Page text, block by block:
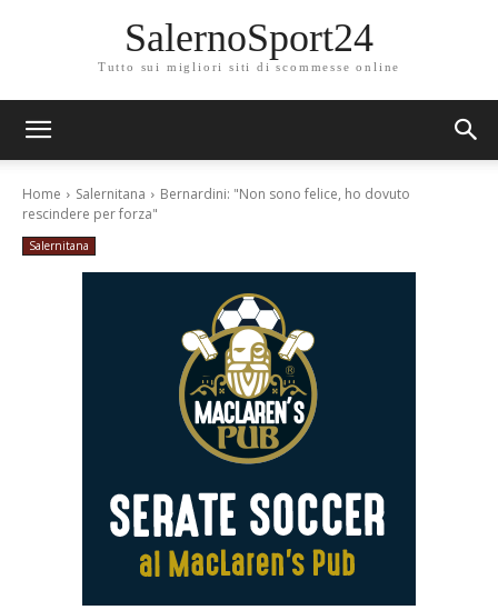
SalernoSport24
Tutto sui migliori siti di scommesse online
Home Salernitana
Bernardini: "Non sono felice, ho dovuto
rescindere per forza"
Salernitana